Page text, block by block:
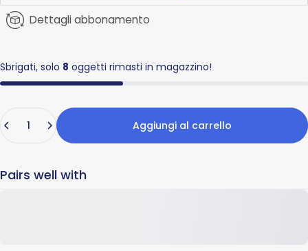
Dettagli abbonamento
Sbrigati, solo 8 oggetti rimasti in magazzino!
Aggiungi al carrello
Pairs well with